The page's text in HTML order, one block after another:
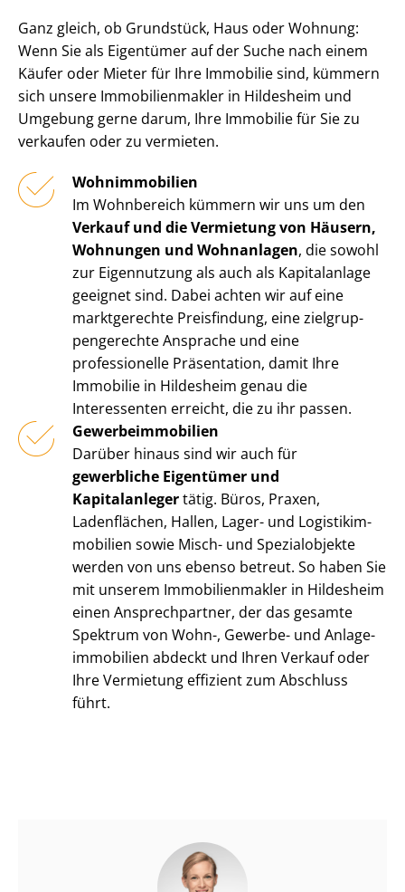
Ganz gleich, ob Grundstück, Haus oder Wohnung:
Wenn Sie als Eigentümer auf der Suche nach einem
Käufer oder Mieter für Ihre Immobilie sind, kümmern
sich unsere Im­mo­bi­li­en­mak­ler in Hildesheim und
Umgebung gerne darum, Ihre Immobilie für Sie zu
verkaufen oder zu vermieten.
Wohnimmobilien
Im Wohnbereich kümmern wir uns um den
Verkauf und die Vermietung von Häusern,
Wohnungen und Wohnanlagen, die sowohl
zur Eigennutzung als auch als Kapitalanlage
geeignet sind. Dabei achten wir auf eine
marktgerechte Preisfindung, eine ziel­grup­
pen­ge­rech­te Ansprache und eine
professionelle Präsentation, damit Ihre
Immobilie in Hildesheim genau die
Interessenten erreicht, die zu ihr passen.
Ge­wer­be­im­mo­bi­li­en
Darüber hinaus sind wir auch für
gewerbliche Eigentümer und
Kapitalanlegertätig. Büros, Praxen,
Ladenflächen, Hallen, Lager- und Lo­gis­tik­im­
mo­bi­li­en sowie Misch- und Spezialobjekte
werden von uns ebenso betreut. So haben Sie
mit unserem Im­mo­bi­li­en­mak­ler in Hildesheim
einen Ansprechpartner, der das gesamte
Spektrum von Wohn-, Gewerbe- und An­la­ge­
im­mo­bi­li­en abdeckt und Ihren Verkauf oder
Ihre Vermietung effizient zum Abschluss
führt.